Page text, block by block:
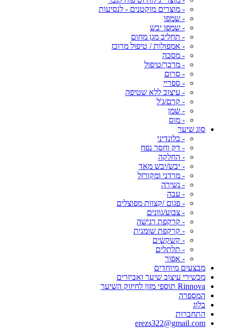
- מוצרים מוקטנים - לנסיעות
- שמפו
- שמפו יבש
- תחליב מגן מחום
- אמפולות / טיפול מרוכז
- מסכה
- מרכך/טיפול
- סרום
- ספריי
- עיצוב ללא שטיפה
- קרם/ג'ל
- שמן
- מוס
סוג שיער
- בלונדיני
- דק וחסר נפח
- החלקה
- יבש/יבש מאד
- מרדני ומקורזל
- נשירה
- עבה
- פגום /קצוות מפוצלים
- צבוע/גוונים
- קרקפת רגישה
- קרקפת שומנית
- קשקשים
- תלתלים
- אפור
מבצעים מיוחדים
מכשירי עיצוב שיער ואביזרים
Rinnova תוספי מזון לחיזוק השיער
המספרה
בלוג
התחברות
erezs322@gmail.com